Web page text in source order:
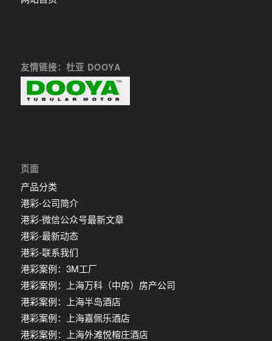
友情链接：杜亚 DOOYA
页面
产品分类
港彩-公司简介
港彩-微信公众号最新文章
港彩-最新动态
港彩-联系我们
港彩案例：3M工厂
港彩案例：上海万科（中房）房产公司
港彩案例：上海半岛酒店
港彩案例：上海嘉佩乐酒店
港彩案例：上海外滩悦榕庄酒店